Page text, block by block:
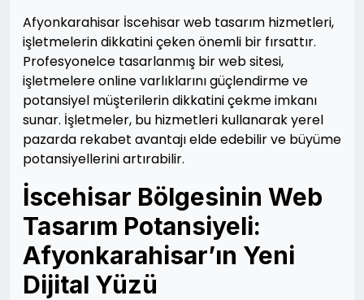
Afyonkarahisar İscehisar web tasarım hizmetleri,
işletmelerin dikkatini çeken önemli bir fırsattır.
Profesyonelce tasarlanmış bir web sitesi,
işletmelere online varlıklarını güçlendirme ve
potansiyel müşterilerin dikkatini çekme imkanı
sunar. İşletmeler, bu hizmetleri kullanarak yerel
pazarda rekabet avantajı elde edebilir ve büyüme
potansiyellerini artırabilir.
İscehisar Bölgesinin Web
Tasarım Potansiyeli:
Afyonkarahisar’ın Yeni
Dijital Yüzü